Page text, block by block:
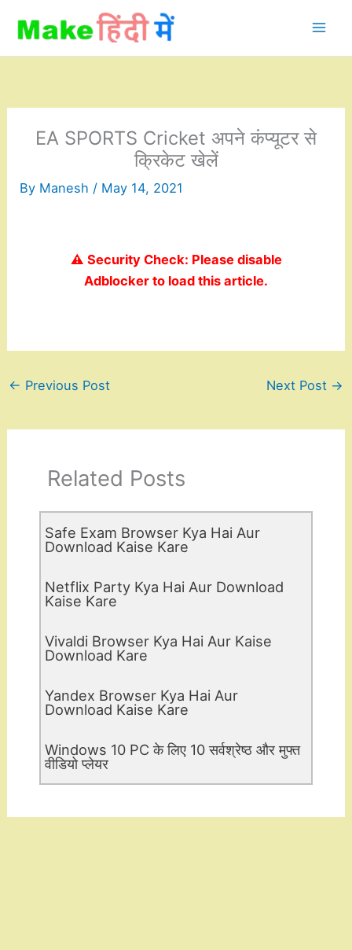
content
EA SPORTS Cricket अपने कंप्यूटर से
क्रिकेट खेलें
By Manesh / May 14, 2021
⚠️ Security Check: Please disable
Adblocker to load this article.
← Previous Post Next Post →
Related Posts
Safe Exam Browser Kya Hai Aur
Download Kaise Kare
Netflix Party Kya Hai Aur Download
Kaise Kare
Vivaldi Browser Kya Hai Aur Kaise
Download Kare
Yandex Browser Kya Hai Aur
Download Kaise Kare
Windows 10 PC के लिए 10 सर्वश्रेष्ठ और मुफ्त
वीडियो प्लेयर